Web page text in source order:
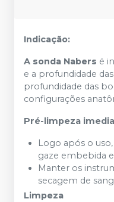
Indicação:
A sonda Nabers é
e a profundidade
profundidade das
configurações
Pré-limpeza
Logo após o
gaze embebida
Manter os
secagem de
Limpeza